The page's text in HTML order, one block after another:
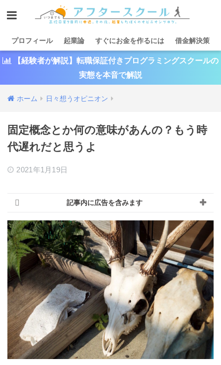
プロフィール 起業論 すぐにお金を作るには 借金解決策
【経験者が解説】転職保証付きプログラミングスクールの
実態を本音で解説
ホーム 日々想うオピニオン
固定概念とか何の意味があんの？もう時
代遅れだと思うよ
2021年1月19日
記事内に広告を含みます